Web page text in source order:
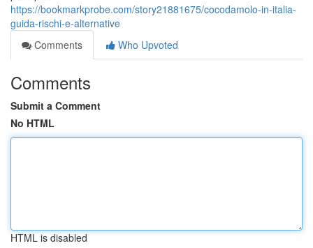
https://bookmarkprobe.com/story21881675/cocodamolo-in-italia-
guida-rischi-e-alternative
Comments
Who Upvoted
Comments
Submit a Comment
No HTML
HTML is disabled